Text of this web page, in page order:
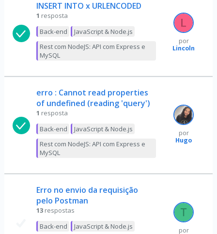
INSERT INTO x URLENCODED
1 resposta
Back-end
JavaScript & Node.js
Rest com NodeJS: API com Express e
MySQL
por
Lincoln
erro : Cannot read properties
of undefined (reading 'query')
1 resposta
Back-end
JavaScript & Node.js
Rest com NodeJS: API com Express e
MySQL
por
Hugo
Erro no envio da requisição
pelo Postman
13 respostas
Back-end
JavaScript & Node.js
por